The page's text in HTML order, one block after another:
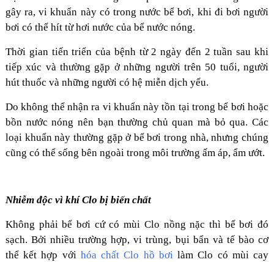
gây ra, vi khuẩn này có trong nước bể bơi, khi đi bơi người
bơi có thể hít từ hơi nước của bể nước nóng.
Thời gian tiến triển của bệnh từ 2 ngày đến 2 tuần sau khi
tiếp xúc và thường gặp ở những người trên 50 tuổi, người
hút thuốc và những người có hệ miễn dịch yếu.
Do không thể nhận ra vi khuẩn này tồn tại trong bể bơi hoặc
bồn nước nóng nên bạn thường chủ quan mà bỏ qua. Các
loại khuẩn này thường gặp ở bể bơi trong nhà, nhưng chúng
cũng có thể sống bên ngoài trong môi trường ấm áp, ẩm ướt.
Nhiễm độc vì khí Clo bị biến chất
Không phải bể bơi cứ có mùi Clo nồng nặc thì bể bơi đó
sạch. Bởi nhiều trường hợp, vi trùng, bụi bẩn và tế bào cơ
thể kết hợp với hóa chất Clo hồ bơilàm Clo có mùi cay